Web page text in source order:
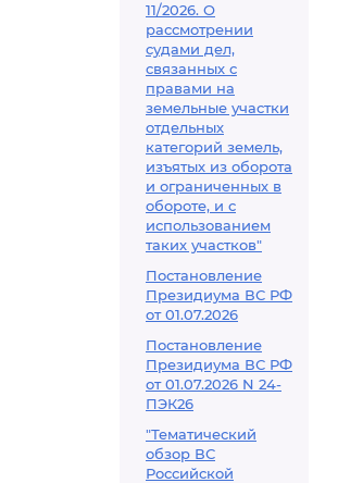
11/2026. О
рассмотрении
судами дел,
связанных с
правами на
земельные участки
отдельных
категорий земель,
изъятых из оборота
и ограниченных в
обороте, и с
использованием
таких участков"
Постановление
Президиума ВС РФ
от 01.07.2026
Постановление
Президиума ВС РФ
от 01.07.2026 N 24-
ПЭК26
"Тематический
обзор ВС
Российской